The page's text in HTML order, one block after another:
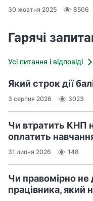
30 жовтня 2025 8506
Гарячі
Усі питання і відповіді
Який строк дії
3 серпня 2026 3023
Чи втратить КНП
оплатить
31 липня 2026 148
Чи правомірно не
працівника, який